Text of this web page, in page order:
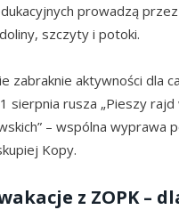
prowadzą przez
szczyty i potoki.
zabraknie aktywności dla
sierpnia rusza „Pieszy rajd
– wspólna wyprawa
Kopy.
z ZOPK –